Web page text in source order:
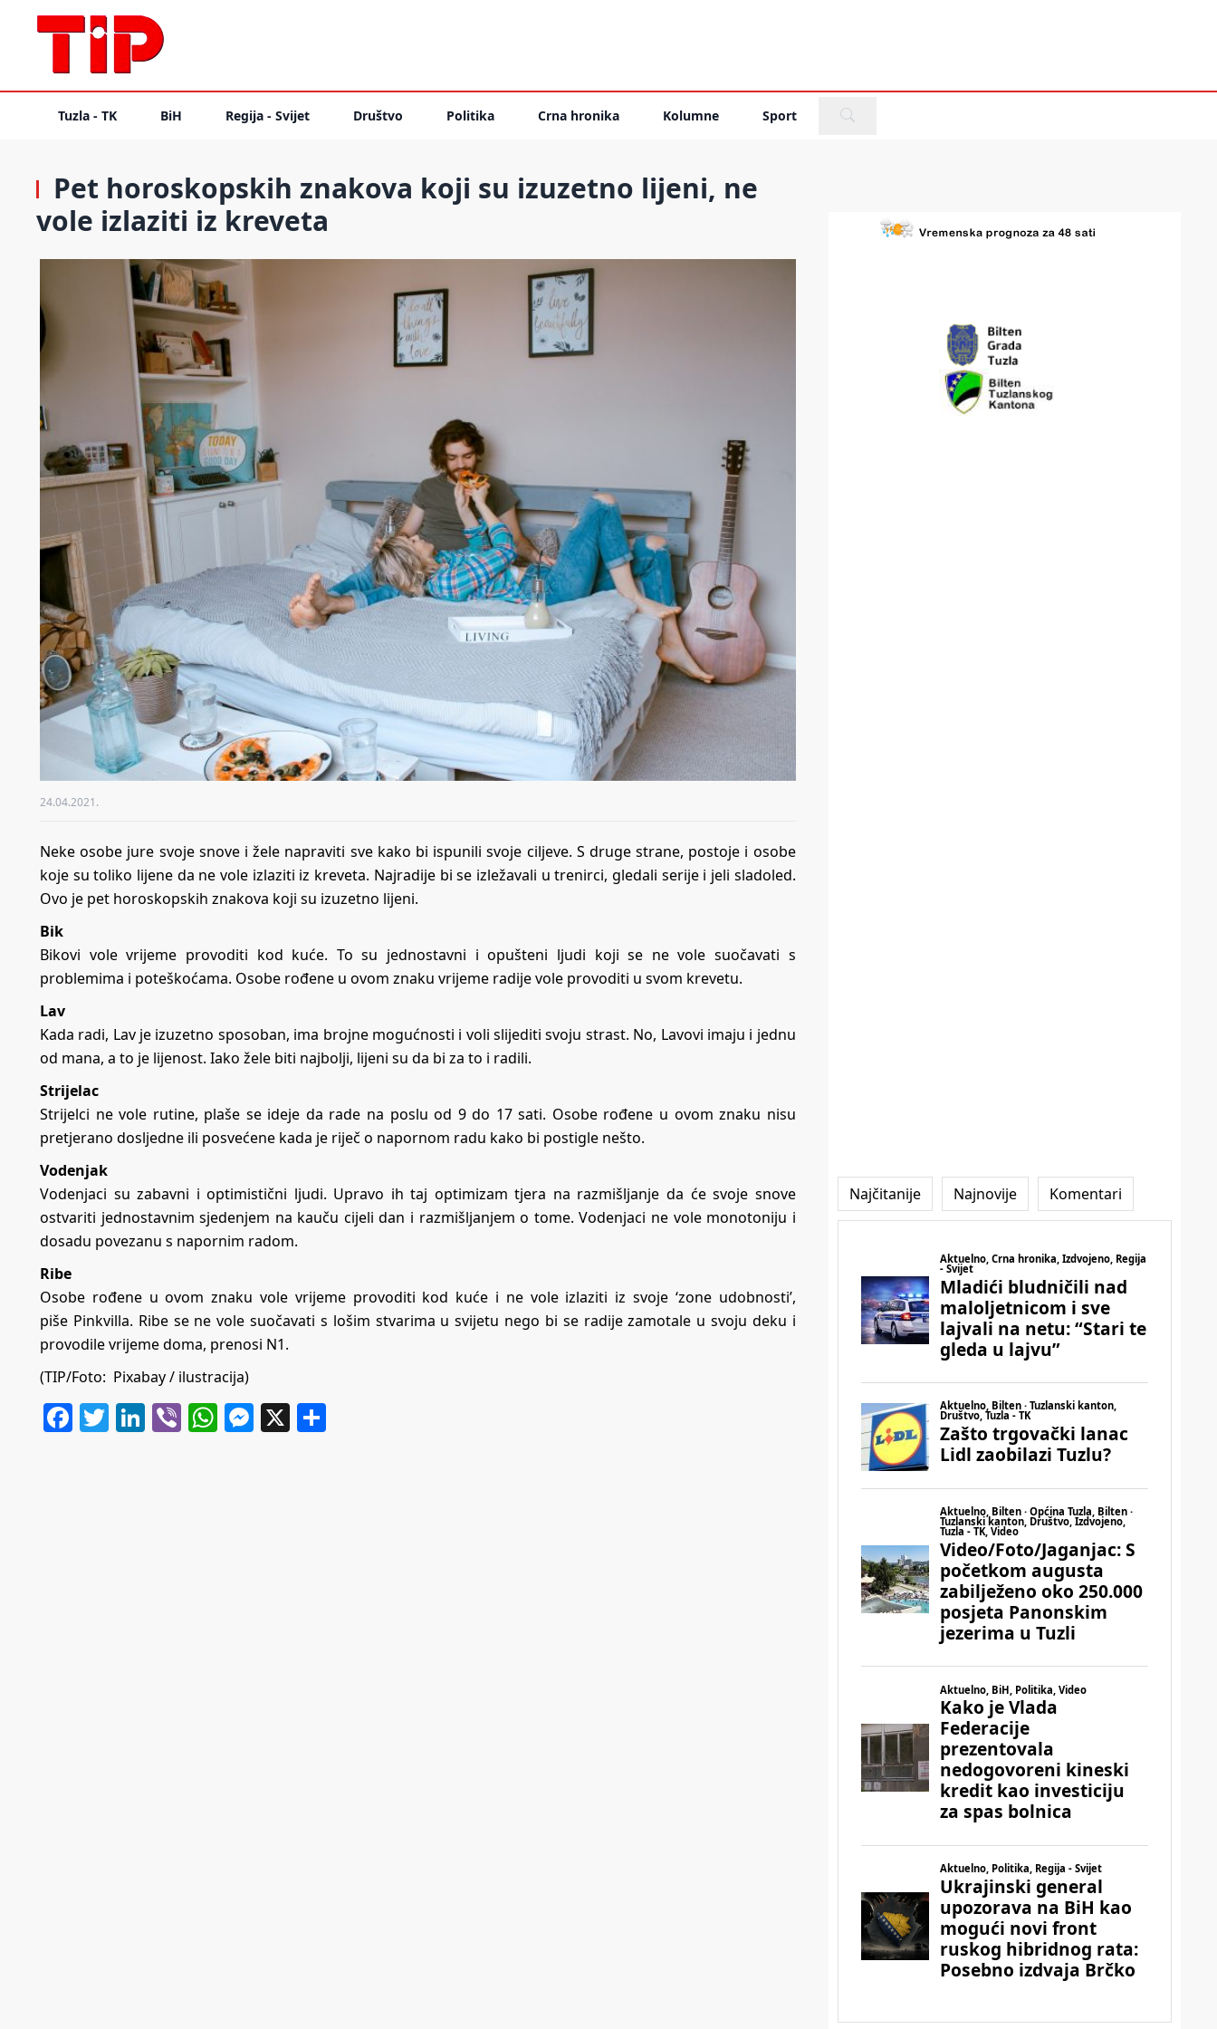
Tuzla - TK BiH Regija - Svijet Društvo Politika Crna hronika Kolumne Sport
Pet horoskopskih znakova koji su izuzetno lijeni, ne
vole izlaziti iz kreveta
24.04.2021.
Neke osobe jure svoje snove i žele napraviti sve kako bi ispunili svoje ciljeve. S druge strane, postoje i osobe
koje su toliko lijene da ne vole izlaziti iz kreveta. Najradije bi se izležavali u trenirci, gledali serije i jeli sladoled.
Ovo je pet horoskopskih znakova koji su izuzetno lijeni.
Bik
Bikovi vole vrijeme provoditi kod kuće. To su jednostavni i opušteni ljudi koji se ne vole suočavati s
problemima i poteškoćama. Osobe rođene u ovom znaku vrijeme radije vole provoditi u svom krevetu.
Lav
Kada radi, Lav je izuzetno sposoban, ima brojne mogućnosti i voli slijediti svoju strast. No, Lavovi imaju i jednu
od mana, a to je lijenost. Iako žele biti najbolji, lijeni su da bi za to i radili.
Strijelac
Strijelci ne vole rutine, plaše se ideje da rade na poslu od 9 do 17 sati. Osobe rođene u ovom znaku nisu
pretjerano dosljedne ili posvećene kada je riječ o napornom radu kako bi postigle nešto.
Vodenjak
Vodenjaci su zabavni i optimistični ljudi. Upravo ih taj optimizam tjera na razmišljanje da će svoje snove
ostvariti jednostavnim sjedenjem na kauču cijeli dan i razmišljanjem o tome. Vodenjaci ne vole monotoniju i
dosadu povezanu s napornim radom.
Ribe
Osobe rođene u ovom znaku vole vrijeme provoditi kod kuće i ne vole izlaziti iz svoje ‘zone udobnosti’,
piše Pinkvilla. Ribe se ne vole suočavati s lošim stvarima u svijetu nego bi se radije zamotale u svoju deku i
provodile vrijeme doma, prenosi N1.
(TIP/Foto: Pixabay / ilustracija)
Facebook
Twitter
LinkedIn
ViberWhatsApp
Messenger
X
Najčitanije Najnovije Komentari